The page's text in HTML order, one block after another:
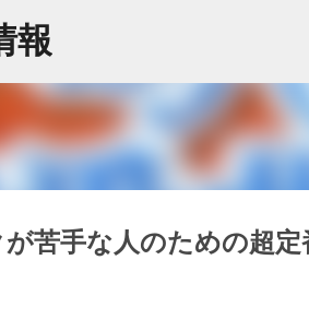
報
苦手な人のための超